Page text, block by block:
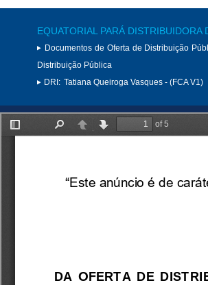
EQUATORIAL PARÁ DISTRIBUIDORA
Documentos de Oferta de Distribuição
Distribuição Pública
DRI: Tatiana Queiroga Vasques - (FCA V1)